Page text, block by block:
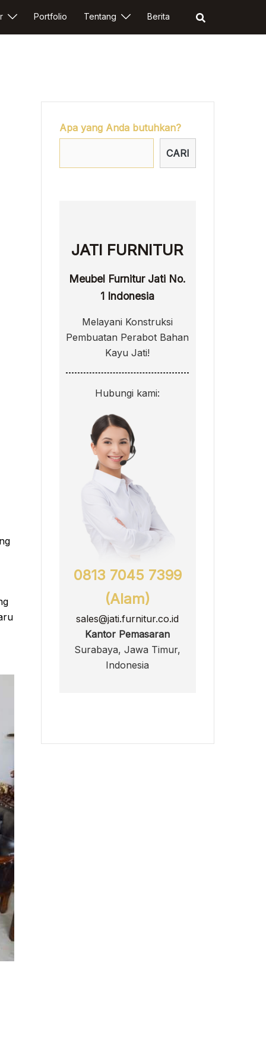
Portfolio Tentang Berita
Apa yang Anda butuhkan?
CARI
JATI FURNITUR
Meubel Furnitur Jati No.
1 Indonesia
Melayani Konstruksi
Pembuatan Perabot Bahan
Kayu Jati!
Hubungi kami:
0813 7045 7399
(Alam)
sales@jati.furnitur.co.id
Kantor Pemasaran
Surabaya, Jawa Timur,
Indonesia